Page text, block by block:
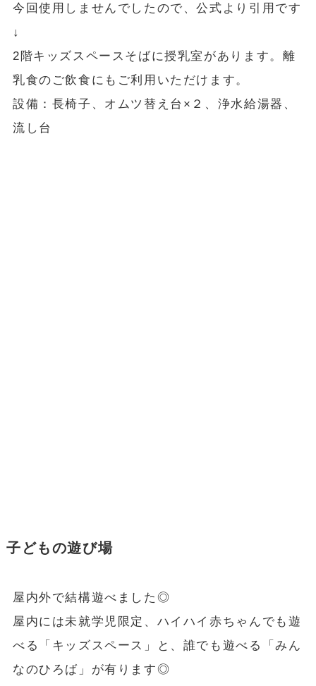
今回使用しませんでしたので、公式より引用です
↓
2階キッズスペースそばに授乳室があります。離
乳食のご飲食にもご利用いただけます。
設備：長椅子、オムツ替え台×２、浄水給湯器、
流し台
子どもの遊び場
屋内外で結構遊べました◎
屋内には未就学児限定、ハイハイ赤ちゃんでも遊
べる「キッズスペース」と、誰でも遊べる「みん
なのひろば」が有ります◎